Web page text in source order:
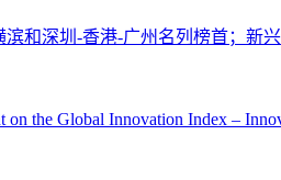
和深圳-香港-广州名列榜首；新
the Global Innovation Index –